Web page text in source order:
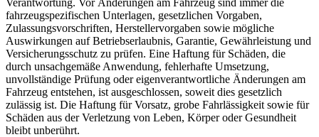
Verantwortung. Vor Änderungen am Fahrzeug sind immer die
fahrzeugspezifischen Unterlagen, gesetzlichen Vorgaben,
Zulassungsvorschriften, Herstellervorgaben sowie mögliche
Auswirkungen auf Betriebserlaubnis, Garantie, Gewährleistung und
Versicherungsschutz zu prüfen. Eine Haftung für Schäden, die
durch unsachgemäße Anwendung, fehlerhafte Umsetzung,
unvollständige Prüfung oder eigenverantwortliche Änderungen am
Fahrzeug entstehen, ist ausgeschlossen, soweit dies gesetzlich
zulässig ist. Die Haftung für Vorsatz, grobe Fahrlässigkeit sowie für
Schäden aus der Verletzung von Leben, Körper oder Gesundheit
bleibt unberührt.